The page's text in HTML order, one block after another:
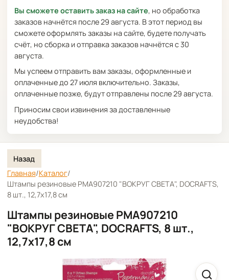
Вы сможете оставить заказ на сайте, но обработка
заказов начнётся после 29 августа. В этот период вы
сможете оформлять заказы на сайте, будете получать
счёт, но сборка и отправка заказов начнётся с 30
августа.
Мы успеем отправить вам заказы, оформленные и
оплаченные до 27 июля включительно. Заказы,
оплаченные позже, будут отправлены после 29 августа.
Приносим свои извинения за доставленные
неудобства!
Назад
Главная/Каталог/
Штампы резиновые PMA907210 "ВОКРУГ СВЕТА", DOCRAFTS,
8 шт., 12,7х17,8 см
Штампы резиновые PMA907210
"ВОКРУГ СВЕТА", DOCRAFTS, 8 шт.,
12,7х17,8 см